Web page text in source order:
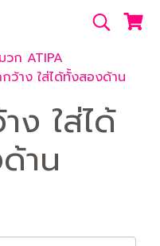
วก ATIPA
ว้าง ใส่ได้ทั้งสองด้าน
ง ใส่ได้
าน